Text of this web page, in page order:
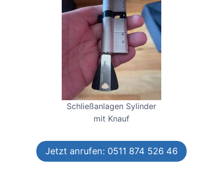
Schließanlagen Sylinder
mit Knauf
Jetzt anrufen: 0511 874 526 46